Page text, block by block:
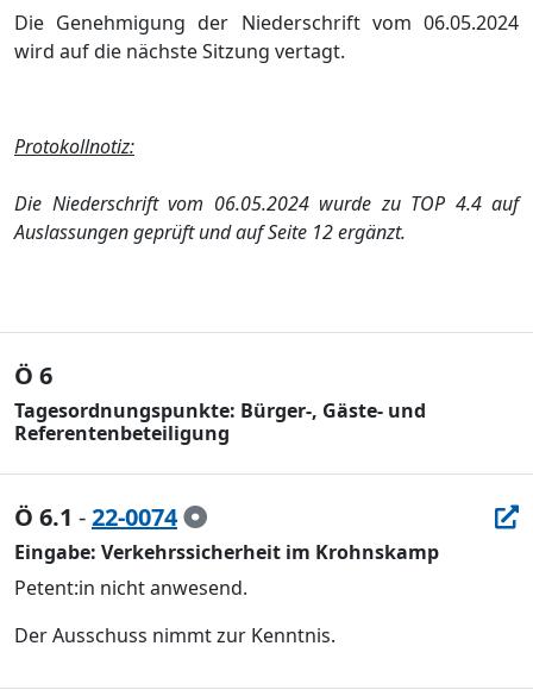
Die Genehmigung der Niederschrift vom 06.05.2024
wird auf die nächste Sitzung vertagt.
Protokollnotiz:
Die Niederschrift vom 06.05.2024 wurde zu TOP 4.4 auf
Auslassungen geprüft und auf Seite 12 ergänzt.
Ö 6
Tagesordnungspunkte: Bürger-, Gäste- und
Referentenbeteiligung
Ö 6.1 -22-0074
Eingabe: Verkehrssicherheit im Krohnskamp
Petent:in nicht anwesend.
Der Ausschuss nimmt zur Kenntnis.